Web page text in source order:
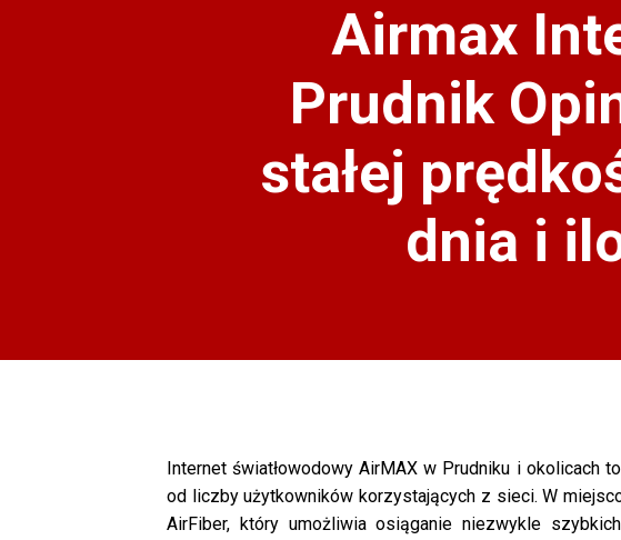
Airmax
Prudnik
stałej
dnia i
Internet światłowodowy AirMAX w Prudniku i okolicach
od liczby użytkowników korzystających z sieci. W
AirFiber, który umożliwia osiąganie niezwykle